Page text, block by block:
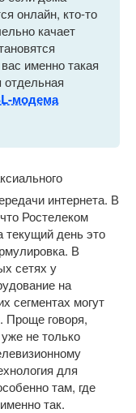
онлайн, кто-то
качает
именно такая
отдельная
модема
интернета. В
Ростелеком
текущий день это
В
сетях у
на
сегментах могут
говоря,
не только
для
там, где
так.